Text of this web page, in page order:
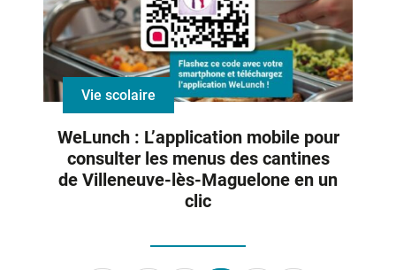
Vie scolaire
WeLunch : L’application mobile pour
consulter les menus des cantines
de Villeneuve-lès-Maguelone en un
clic